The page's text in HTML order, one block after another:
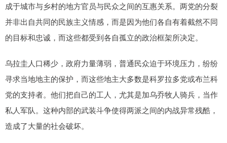
成于城市与乡村的地方官员与民众之间的互惠关系。两党的分裂
并非出自共同的民族主义情感，而是因为他们各自有着截然不同
的目标和忠诚，而这些都受到各自孤立的政治框架所决定。
乌拉圭人口稀少，政府力量薄弱，普通民众迫于环境压力，纷纷
寻求当地地主的保护，而这些地主大多数是科罗拉多党或布兰科
党的支持者。他们把自己的工人，尤其是加乌乔牧人骑兵，当作
私人军队。这种内部的武装斗争使得两派之间的内战异常残酷，
造成了大量的社会破坏。